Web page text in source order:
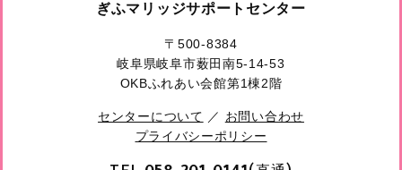
ぎふマリッジサポートセンター
〒500-8384
岐阜県岐阜市薮田南5-14-53
OKBふれあい会館第1棟2階
センターについて ／ お問い合わせ
プライバシーポリシー